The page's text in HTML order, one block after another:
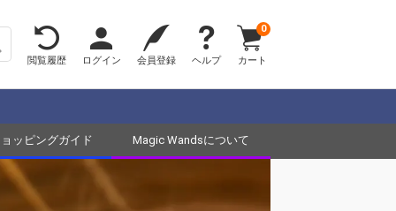
閲覧履歴 ログイン 会員登録 ヘルプ カート
0
ッピングガイド Magic Wandsについて